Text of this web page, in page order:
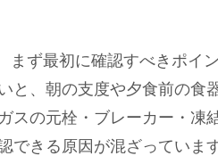
まず最初に確認すべきポイ
と、朝の支度や夕食前の食
スの元栓・ブレーカー・凍
できる原因が混ざっていま